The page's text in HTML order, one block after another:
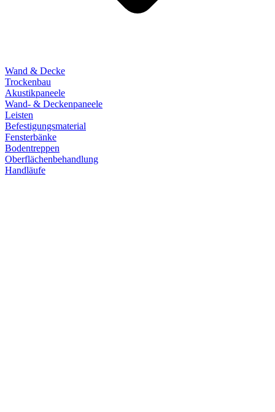
Wand & Decke
Trockenbau
Akustikpaneele
Wand- & Deckenpaneele
Leisten
Befestigungsmaterial
Fensterbänke
Bodentreppen
Oberflächenbehandlung
Handläufe